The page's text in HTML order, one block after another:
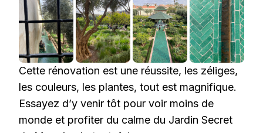
Cette rénovation est une réussite, les zéliges,
les couleurs, les plantes, tout est magnifique.
Essayez d’y venir tôt pour voir moins de
monde et profiter du calme du Jardin Secret